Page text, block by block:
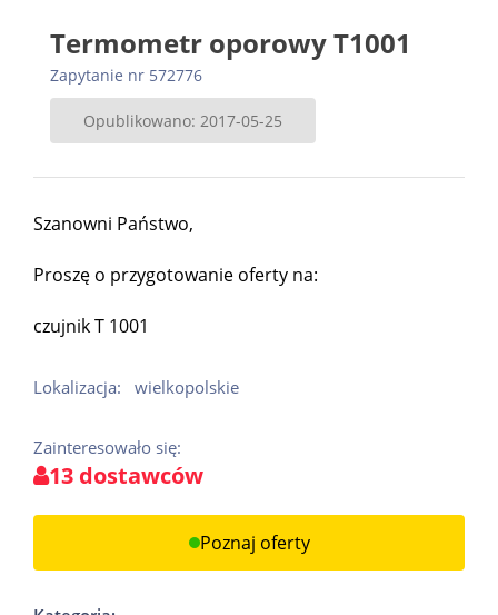
Termometr oporowy T1001
Zapytanie nr 572776
Opublikowano: 2017-05-25
Szanowni Państwo,
Proszę o przygotowanie oferty na:
czujnik T 1001
Lokalizacja: wielkopolskie
Zainteresowało się:
13 dostawców
Poznaj oferty